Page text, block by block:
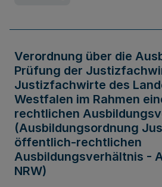
Verordnung über die
Prüfung der
Justizfachwirte des
Westfalen im Rahmen
rechtlichen
(Ausbildungsordnung
öffentlich-rechtlichen
Ausbildungsverhältnis -
NRW)